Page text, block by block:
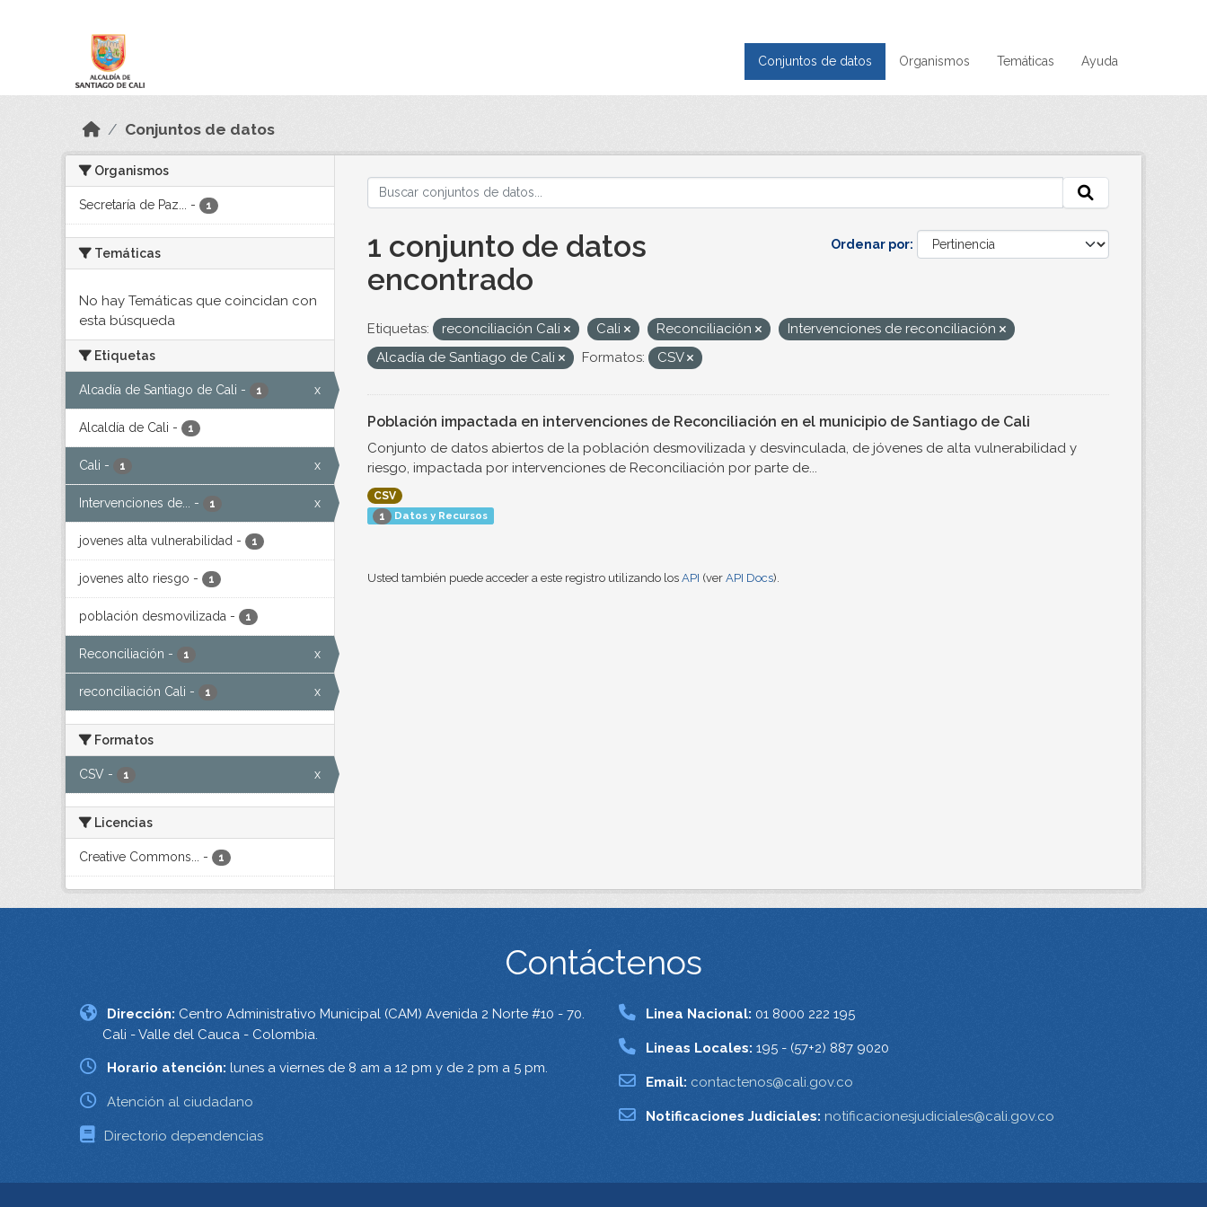
Conjuntos de datos Organismos Temáticas Ayuda
Conjuntos de datos
Organismos
Secretaría de Paz... - 1
Temáticas
No hay Temáticas que coincidan con
esta búsqueda
Etiquetas
Alcadía de Santiago de Cali - 1 x
Alcaldía de Cali - 1
Cali - 1 x
Intervenciones de... - 1 x
jovenes alta vulnerabilidad - 1
jovenes alto riesgo - 1
población desmovilizada - 1
Reconciliación - 1 x
reconciliación Cali - 1 x
Formatos
CSV - 1 x
Licencias
Creative Commons... - 1
Ordenar por
1 conjunto de datos
encontrado
Etiquetas: reconciliación Cali Cali Reconciliación
Intervenciones de reconciliación
Alcadía de Santiago de Cali
Formatos: CSV
Población impactada en intervenciones de Reconciliación en el municipio de Santiago de Cali
Conjunto de datos abiertos de la población desmovilizada y desvinculada, de jóvenes de alta vulnerabilidad y
riesgo, impactada por intervenciones de Reconciliación por parte de...
CSV
1
Datos y Recursos
Usted también puede acceder a este registro utilizando los API (ver API Docs).
Contáctenos
Dirección: Centro Administrativo Municipal (CAM) Avenida 2 Norte #10 - 70.
Cali - Valle del Cauca - Colombia.
Horario atención: lunes a viernes de 8 am a 12 pm y de 2 pm a 5 pm.
Atención al ciudadano
Directorio dependencias
Linea Nacional: 01 8000 222 195
Lineas Locales: 195 - (57+2) 887 9020
Email: contactenos@cali.gov.co
Notificaciones Judiciales: notificacionesjudiciales@cali.gov.co